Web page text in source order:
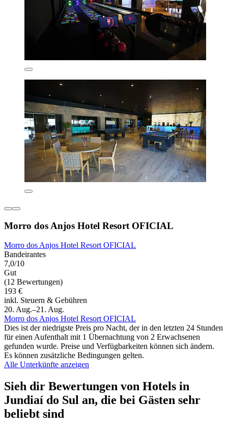
Morro dos Anjos Hotel Resort OFICIAL
Morro dos Anjos Hotel Resort OFICIAL
Bandeirantes
7,0/10
Gut
(12 Bewertungen)
193 €
inkl. Steuern & Gebühren
20. Aug.–21. Aug.
Morro dos Anjos Hotel Resort OFICIAL
Dies ist der niedrigste Preis pro Nacht, der in den letzten 24 Stunden
für einen Aufenthalt mit 1 Übernachtung von 2 Erwachsenen
gefunden wurde. Preise und Verfügbarkeiten können sich ändern.
Es können zusätzliche Bedingungen gelten.
Alle Unterkünfte anzeigen
Sieh dir Bewertungen von Hotels in
Jundiaí do Sul an, die bei Gästen sehr
beliebt sind